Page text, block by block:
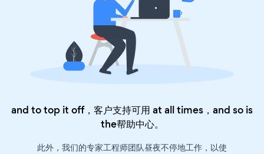
and to top it off，客户支持可用 at all times，and so is
the帮助中心。
此外，我们的专家工程师团队昼夜不停地工作，以使